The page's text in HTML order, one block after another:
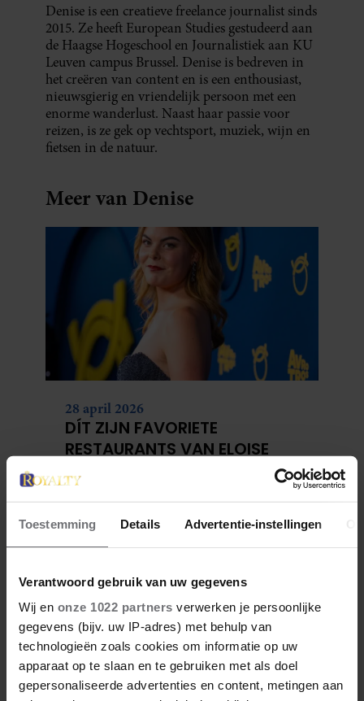
Toestemming Details Advertentie-instellingen
Verantwoord gebruik van uw gegevens
Wij en onze 1022 partners verwerken je persoonlijke
gegevens (bijv. uw IP-adres) met behulp van
technologieën zoals cookies om informatie op uw
apparaat op te slaan en te gebruiken met als doel
gepersonaliseerde advertenties en content, metingen aan
Denise is een creatieve freelance journalist sinds
2015. Ze heeft European Studies gestudeerd aan
de Haagse Hogeschool en Journalistiek aan KU
Leuven campus Brussel. Denise is bedreven in
het creëren van content en is een enthousiast,
nieuwsgierig en vriendelijk persoon met een
enorme wanderlust. Naast haar passie voor
reizen, is ze gek op vechtsport, muziek, wijn en
fietsen in de natuur.
Meer van Denise
28 april 2026
DÍT ZIJN FAVORIETE
RESTAURANTS VAN ELOISE
27 april 2026